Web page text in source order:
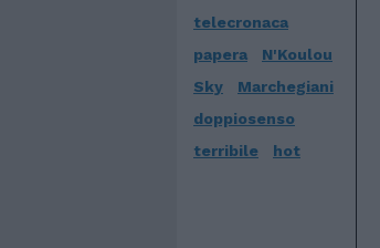
telecronaca
papera
N'Koulou
Sky
Marchegiani
doppiosenso
terribile
hot